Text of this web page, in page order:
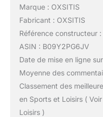
Marque : OXSITIS
Fabricant : OXSITIS
Référence constructeur :
ASIN : B09Y2PG6JV
Date de mise en ligne
Moyenne des
Classement des
en Sports et Loisirs (
Loisirs )